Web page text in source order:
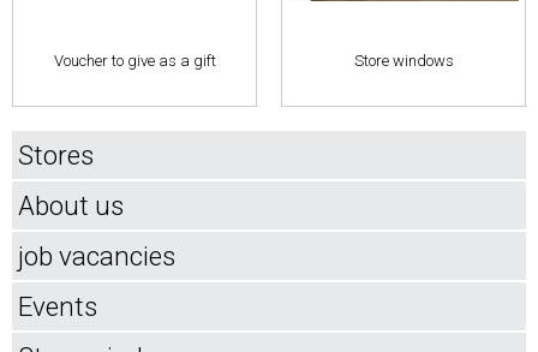
Voucher to give as a gift Store windows
Stores
About us
job vacancies
Events